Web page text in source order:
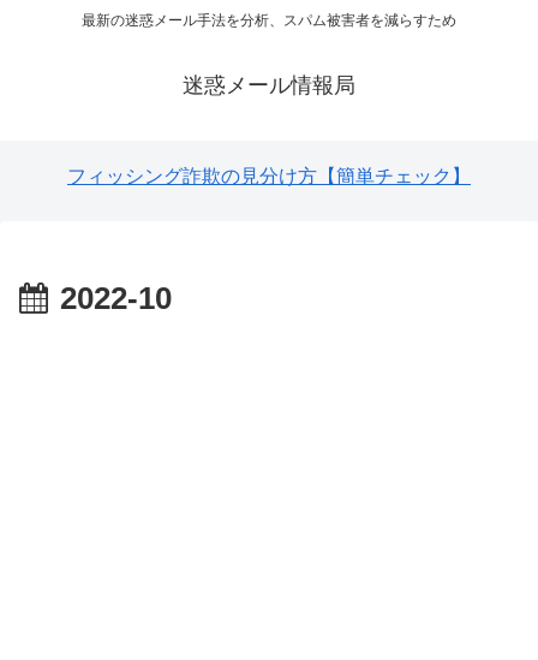
最新の迷惑メール手法を分析、スパム被害者を減らすため
迷惑メール情報局
フィッシング詐欺の見分け方【簡単チェック】
2022-10